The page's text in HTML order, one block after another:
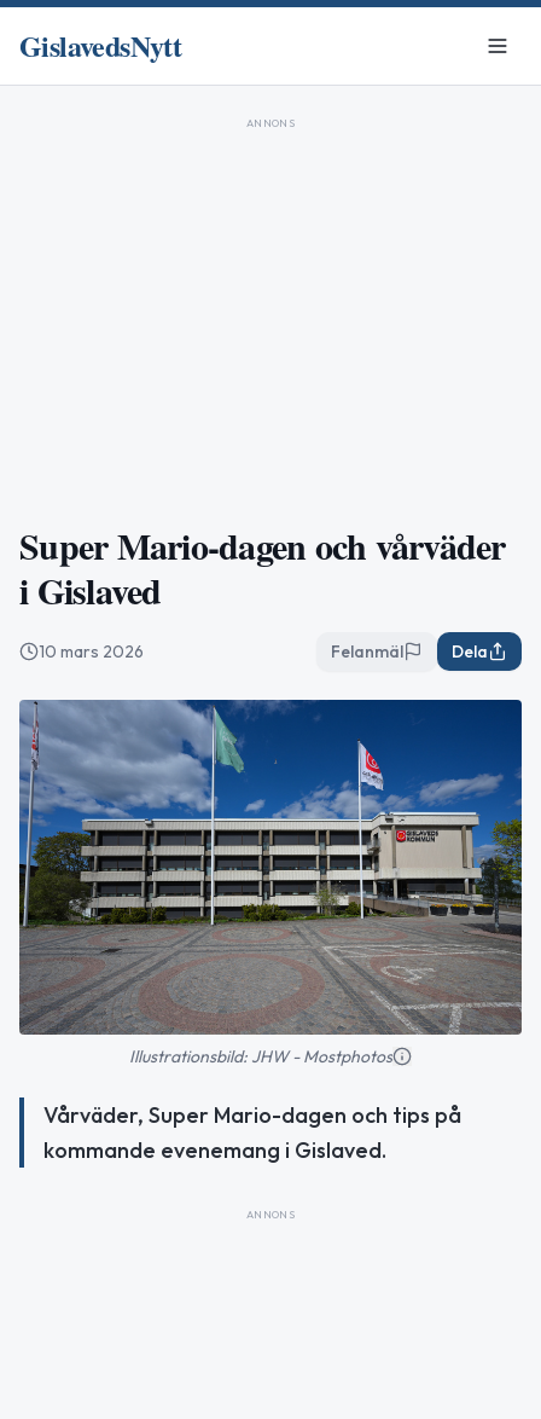
GislavedsNytt
ANNONS
Super Mario-dagen och vårväder
i Gislaved
10 mars 2026 Felanmäl Dela
Illustrationsbild: JHW - Mostphotos
Vårväder, Super Mario-dagen och tips på
kommande evenemang i Gislaved.
ANNONS